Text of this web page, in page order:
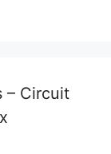
– Circuit